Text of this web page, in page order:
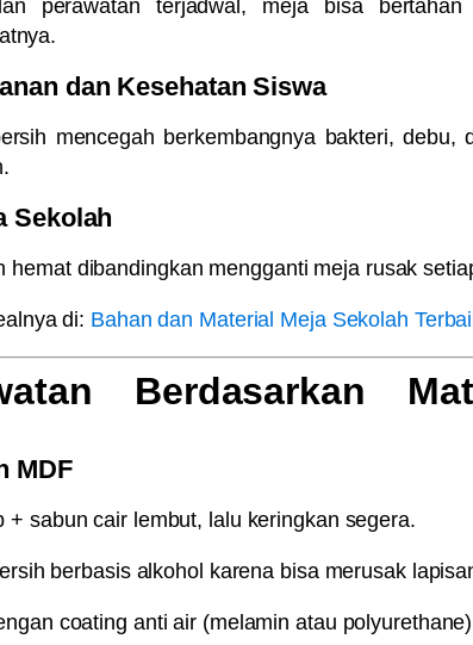
perawatan terjadwal, meja bisa
dan Kesehatan Siswa
mencegah berkembangnya bakteri, debu,
Sekolah
hemat dibandingkan mengganti meja rusak
di: Bahan dan Material Meja Sekolah
Berdasarkan
MDF
+ sabun cair lembut, lalu keringkan segera.
berbasis alkohol karena bisa merusak
coating anti air (melamin atau polyurethane)